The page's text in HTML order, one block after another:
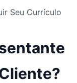
Seu Currículo